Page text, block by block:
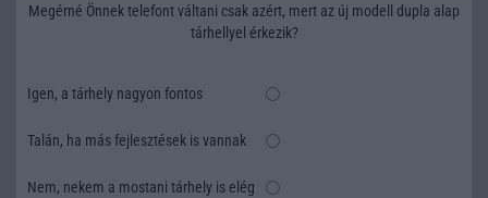
Megérné Önnek telefont váltani csak azért, mert az új modell dupla alap
tárhellyel érkezik?
Igen, a tárhely nagyon fontos
Talán, ha más fejlesztések is vannak
Nem, nekem a mostani tárhely is elég